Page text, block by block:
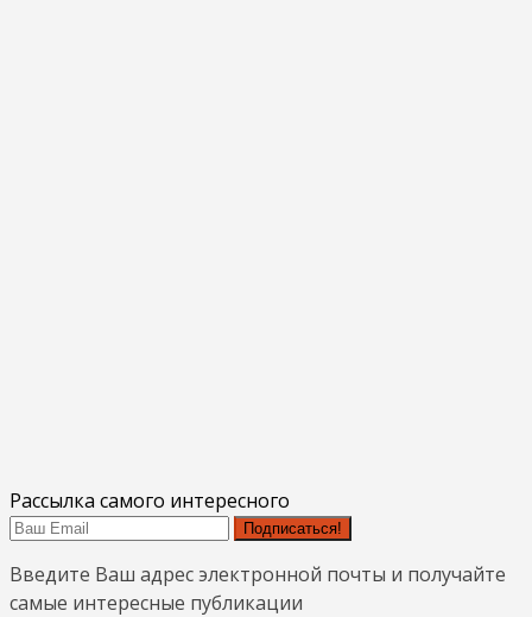
Рассылка самого интересного
Подписаться!
Введите Ваш адрес электронной почты и получайте
самые интересные публикации